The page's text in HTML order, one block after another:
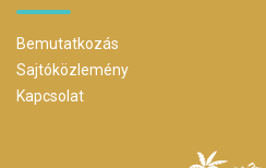
Bemutatkozás
Sajtóközlemény
Kapcsolat